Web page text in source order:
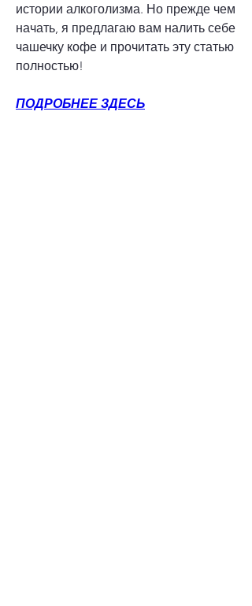
истории алкоголизма. Но прежде чем
начать, я предлагаю вам налить себе
чашечку кофе и прочитать эту статью
полностью!
ПОДРОБНЕЕ ЗДЕСЬ